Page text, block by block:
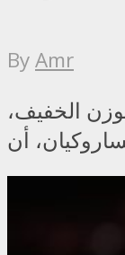
ByAmr
الخفيف،